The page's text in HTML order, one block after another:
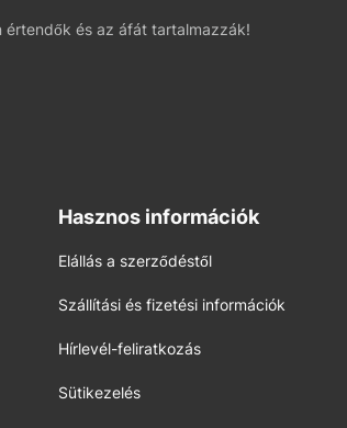
értendők és az áfát tartalmazzák!
Hasznos információk
Elállás a szerződéstől
Szállítási és fizetési információk
Hírlevél-feliratkozás
Sütikezelés